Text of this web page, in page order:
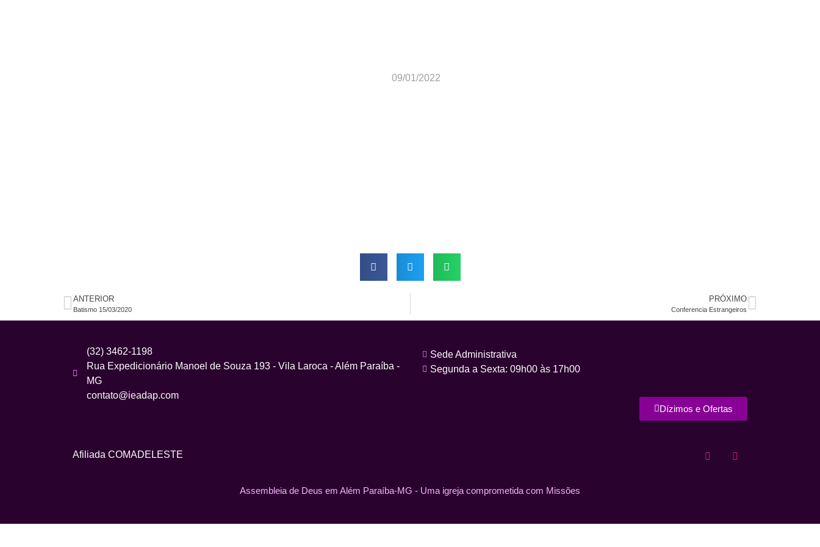
09/01/2022
ANTERIOR
Batismo 15/03/2020
PRÓXIMO
Conferencia Estrangeiros
(32) 3462-1198
Rua Expedicionário Manoel de Souza 193 - Vila Laroca - Além Paraíba -
MG
contato@ieadap.com
Afiliada COMADELESTE
Sede Administrativa
Segunda a Sexta: 09h00 às 17h00
Dízimos e Ofertas
Assembleia de Deus em Além Paraíba-MG - Uma igreja comprometida com Missões